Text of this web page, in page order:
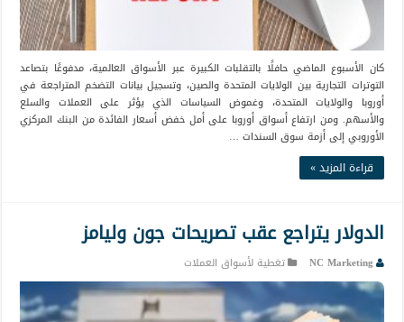
كان الأسبوع الماضي حافلًا بالتقلبات الكبيرة عبر الأسواق العالمية، مدفوعًا بتصاعد
التوترات التجارية بين الولايات المتحدة والصين، وتسجيل بيانات التضخم المتراجعة في
أوروبا والولايات المتحدة، وغموض السياسات الذي يؤثر على العملات والسلع
والأسهم. ومن ارتفاع أسواق أوروبا على أمل خفض أسعار الفائدة من البنك المركزي
الأوروبي إلى أزمة سوق السندات …
قراءة المزيد »
الدولار يتراجع عقب تصريحات جون وليامز
NC Marketing تغطية لأسواق العملات